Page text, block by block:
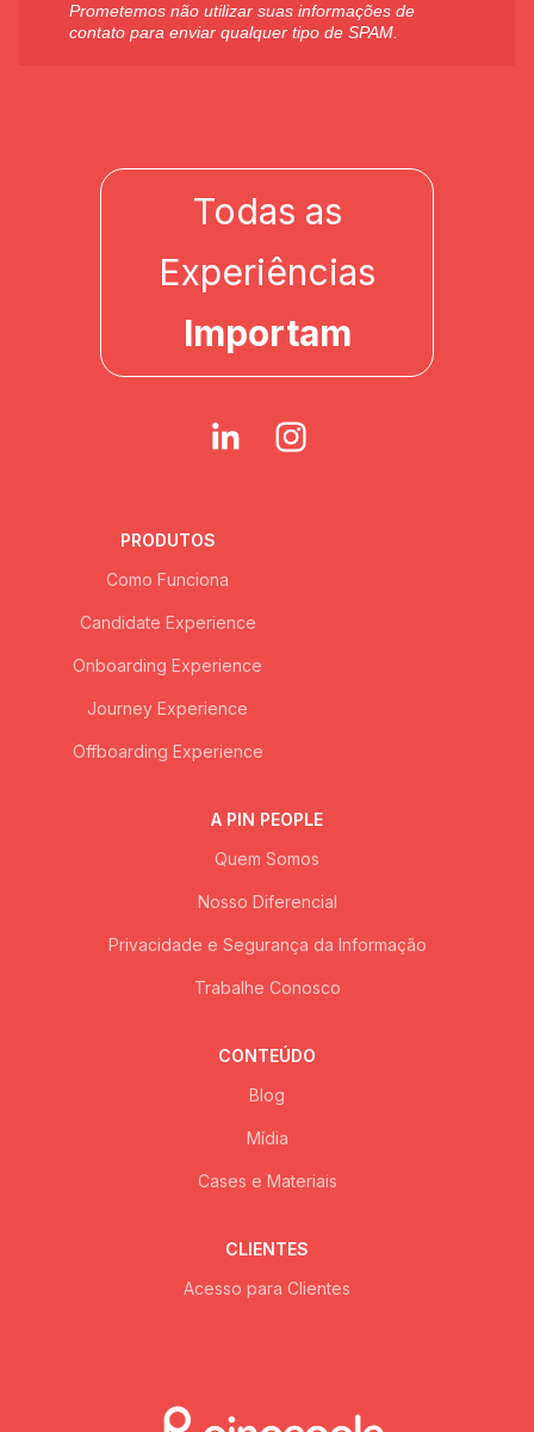
Prometemos não utilizar suas informações de
contato para enviar qualquer tipo de SPAM.
Todas as
Experiências
Importam
PRODUTOS
Como Funciona
Candidate Experience
Onboarding Experience
Journey Experience
Offboarding Experience
A PIN PEOPLE
Quem Somos
Nosso Diferencial
Privacidade e Segurança da Informação
Trabalhe Conosco
CONTEÚDO
Blog
Mídia
Cases e Materiais
CLIENTES
Acesso para Clientes